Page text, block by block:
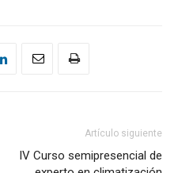
Artículo siguiente
IV Curso semipresencial de